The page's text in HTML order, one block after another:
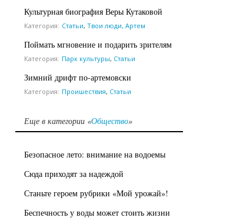
Культурная биография Веры Кутаковой
Категория: Статьи, Твои люди, Артем
Поймать мгновение и подарить зрителям
Категория: Парк культуры, Статьи
Зимний дрифт по-артемовски
Категория: Проишествия, Статьи
Еще в категории «Общество»
Безопасное лето: внимание на водоемы
Сюда приходят за надеждой
Станьте героем рубрики «Мой урожай»!
Беспечность у воды может стоить жизни